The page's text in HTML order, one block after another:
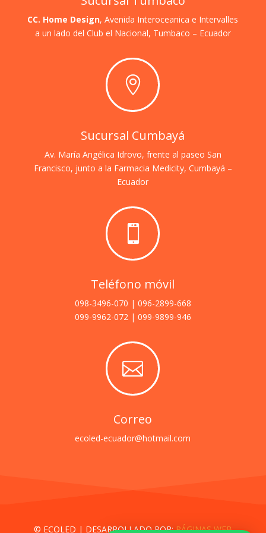
CC. Home Design, Avenida Interoceanica e Intervalles
a un lado del Club el Nacional, Tumbaco – Ecuador

Sucursal Cumbayá
Av. María Angélica Idrovo, frente al paseo San
Francisco, junto a la Farmacia Medicity, Cumbayá –
Ecuador

Teléfono móvil
098-3496-070 | 096-2899-668
099-9962-072 | 099-9899-946

Correo
ecoled-ecuador@hotmail.com
© ECOLED | DESARROLLADO POR:PÁGINAS WEB